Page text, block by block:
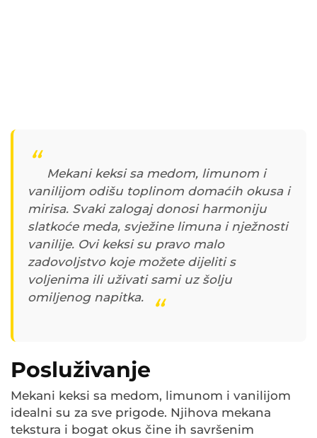
Mekani keksi sa medom, limunom i
vanilijom odišu toplinom domaćih okusa i
mirisa. Svaki zalogaj donosi harmoniju
slatkoće meda, svježine limuna i nježnosti
vanilije. Ovi keksi su pravo malo
zadovoljstvo koje možete dijeliti s
voljenima ili uživati sami uz šolju
omiljenog napitka.
Posluživanje
Mekani keksi sa medom, limunom i vanilijom
idealni su za sve prigode. Njihova mekana
tekstura i bogat okus čine ih savršenim